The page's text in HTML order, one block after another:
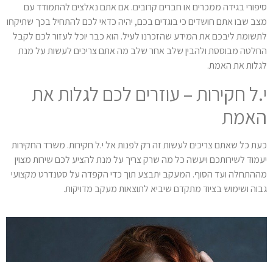
סיפורי בגידה ממכרים או חברים קרובים. אם אתם נאלצים להתמודד עם
מצב שבו אתם חושדים כי בוגדים בכם, יהיה כדאי לכם להתחיל בכך שתיקחו
לתשומת ליבכם את המידע שהזכרנו לעיל. הוא כבר יוכל לעזור לכם לקבל
החלטה מבוססת ולהבין שלב אחר שלב מה אתם צריכים לעשות על מנת
לגלות את האמת.
י.ל חקירות – עוזרים לכם לגלות את
האמת
כעת כל שאתם צריכים לעשות זה רק לפנות אל י.ל חקירות. משרד החקירות
יעמוד לשירותכם ויעשה כל מה שרק צריך על מנת להציע לכם שירות מצוין
מההתחלה ועד הסוף. המעקב יתבצע תוך כדי הקפדה על סטנדרט מקצועי
גבוה ושימוש בציוד מתקדם שיביא לתוצאות מעקב מדויקות.